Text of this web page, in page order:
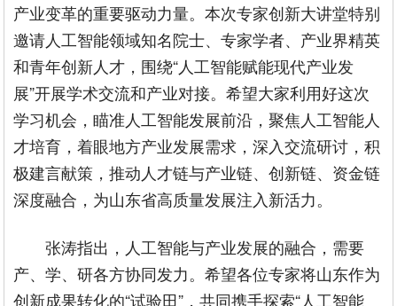
产业变革的重要驱动力量。本次专家创新大讲堂特别
邀请人工智能领域知名院士、专家学者、产业界精英
和青年创新人才，围绕“人工智能赋能现代产业发
展”开展学术交流和产业对接。希望大家利用好这次
学习机会，瞄准人工智能发展前沿，聚焦人工智能人
才培育，着眼地方产业发展需求，深入交流研讨，积
极建言献策，推动人才链与产业链、创新链、资金链
深度融合，为山东省高质量发展注入新活力。
张涛指出，人工智能与产业发展的融合，需要
产、学、研各方协同发力。希望各位专家将山东作为
创新成果转化的“试验田”，共同携手探索“人工智能